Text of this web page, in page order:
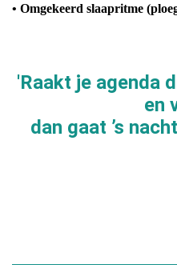
• Omgekeerd slaapritme
'Raakt je agenda
en
dan gaat ’s